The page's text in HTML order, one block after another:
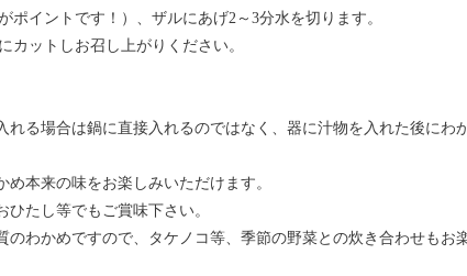
ポイントです！）、ザルにあげ2～3分水を切ります。
カットしお召し上がりください。
れる場合は鍋に直接入れるのではなく、器に汁物を入れた後にわ
め本来の味をお楽しみいただけます。
ひたし等でもご賞味下さい。
のわかめですので、タケノコ等、季節の野菜との炊き合わせもお